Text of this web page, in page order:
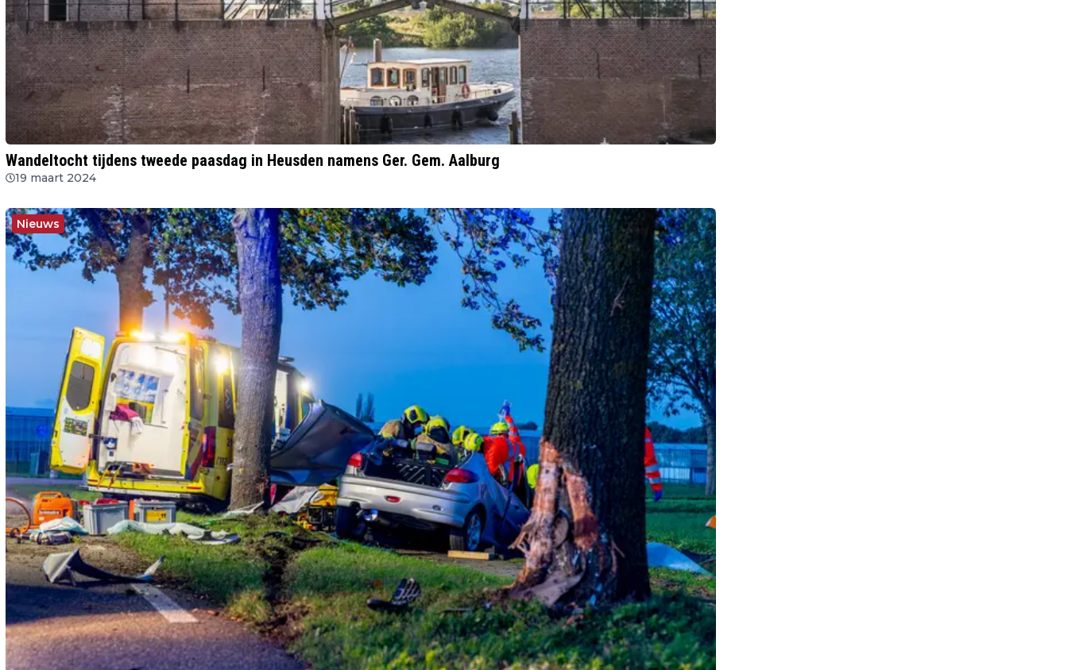
Wandeltocht tijdens tweede paasdag in Heusden namens Ger. Gem. Aalburg
19 maart 2024
Nieuws